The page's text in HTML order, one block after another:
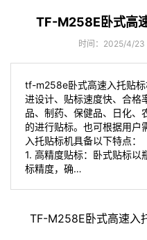
TF-M258E卧式高
时间：2025/4/23
tf-m258e卧式高速入托贴
进设计、贴标速度快、合格
品、制药、保健品、日化、
的进行贴标。也可根据用户
入托贴标机具备以下特点：
1. 高精度贴标：卧式贴标以
标精度，确…
TF-M258E卧式高速入